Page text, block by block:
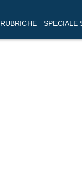
RUBRICHE SPECIALE